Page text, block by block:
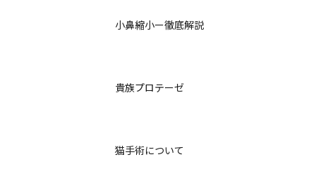
小鼻縮小ー徹底解説
貴族プロテーゼ
猫手術について